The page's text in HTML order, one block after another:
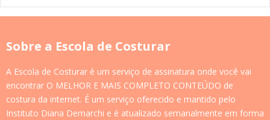
Sobre a Escola de Costurar
A Escola de Costurar é um serviço de assinatura onde você vai
encontrar O MELHOR E MAIS COMPLETO CONTEÚDO de
costura da internet. É um serviço oferecido e mantido pelo
Instituto Diana Demarchi e é atualizado semanalmente em forma